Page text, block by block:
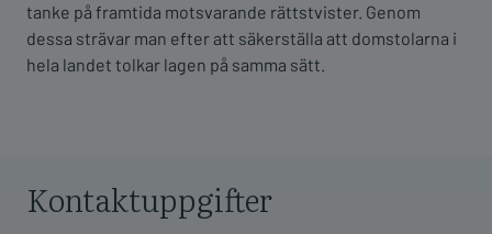
tanke på framtida motsvarande rättstvister. Genom
dessa strävar man efter att säkerställa att domstolarna i
hela landet tolkar lagen på samma sätt.
Kontaktuppgifter